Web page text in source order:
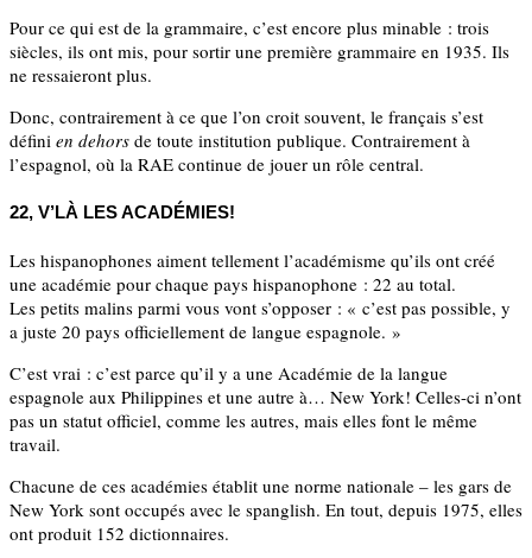
Pour ce qui est de la grammaire, c’est encore plus minable : trois
siècles, ils ont mis, pour sortir une première grammaire en 1935. Ils
ne ressaieront plus.
Donc, contrairement à ce que l’on croit souvent, le français s’est
défini en dehors de toute institution publique. Contrairement à
l’espagnol, où la RAE continue de jouer un rôle central.
22, V’LÀ LES ACADÉMIES!
Les hispanophones aiment tellement l’académisme qu’ils ont créé
une académie pour chaque pays hispanophone : 22 au total.
Les petits malins parmi vous vont s’opposer : « c’est pas possible, y
a juste 20 pays officiellement de langue espagnole. »
C’est vrai : c’est parce qu’il y a une Académie de la langue
espagnole aux Philippines et une autre à… New York! Celles-ci n’ont
pas un statut officiel, comme les autres, mais elles font le même
travail.
Chacune de ces académies établit une norme nationale – les gars de
New York sont occupés avec le spanglish. En tout, depuis 1975, elles
ont produit 152 dictionnaires.